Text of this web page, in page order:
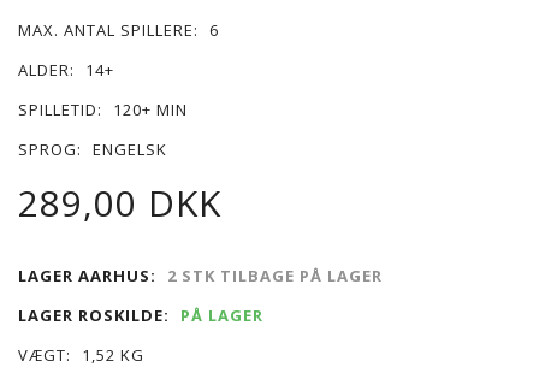
MAX. ANTAL SPILLERE:
6
ALDER:
14+
SPILLETID:
120+ MIN
SPROG:
ENGELSK
289,00 DKK
LAGER AARHUS:
2 STK TILBAGE PÅ LAGER
LAGER ROSKILDE:
PÅ LAGER
VÆGT:
1,52 KG